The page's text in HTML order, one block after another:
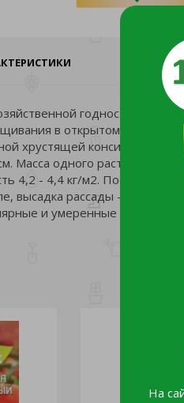
На
годности
в открытом грунте.
хрустящей
Масса одного растения 450-
4,2 - 4,4 кг/м2. Посев семян
высадка рассады — в мае.
и умеренные поливы,